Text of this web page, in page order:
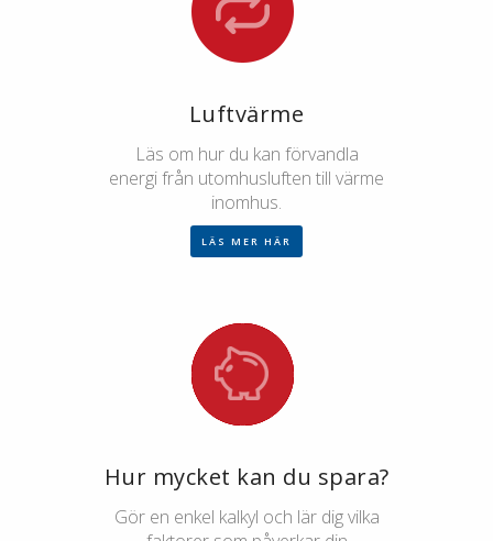
Luftvärme
Läs om hur du kan förvandla
energi från utomhusluften till värme
inomhus.
LÄS MER HÄR
Hur mycket kan du spara?
Gör en enkel kalkyl och lär dig vilka